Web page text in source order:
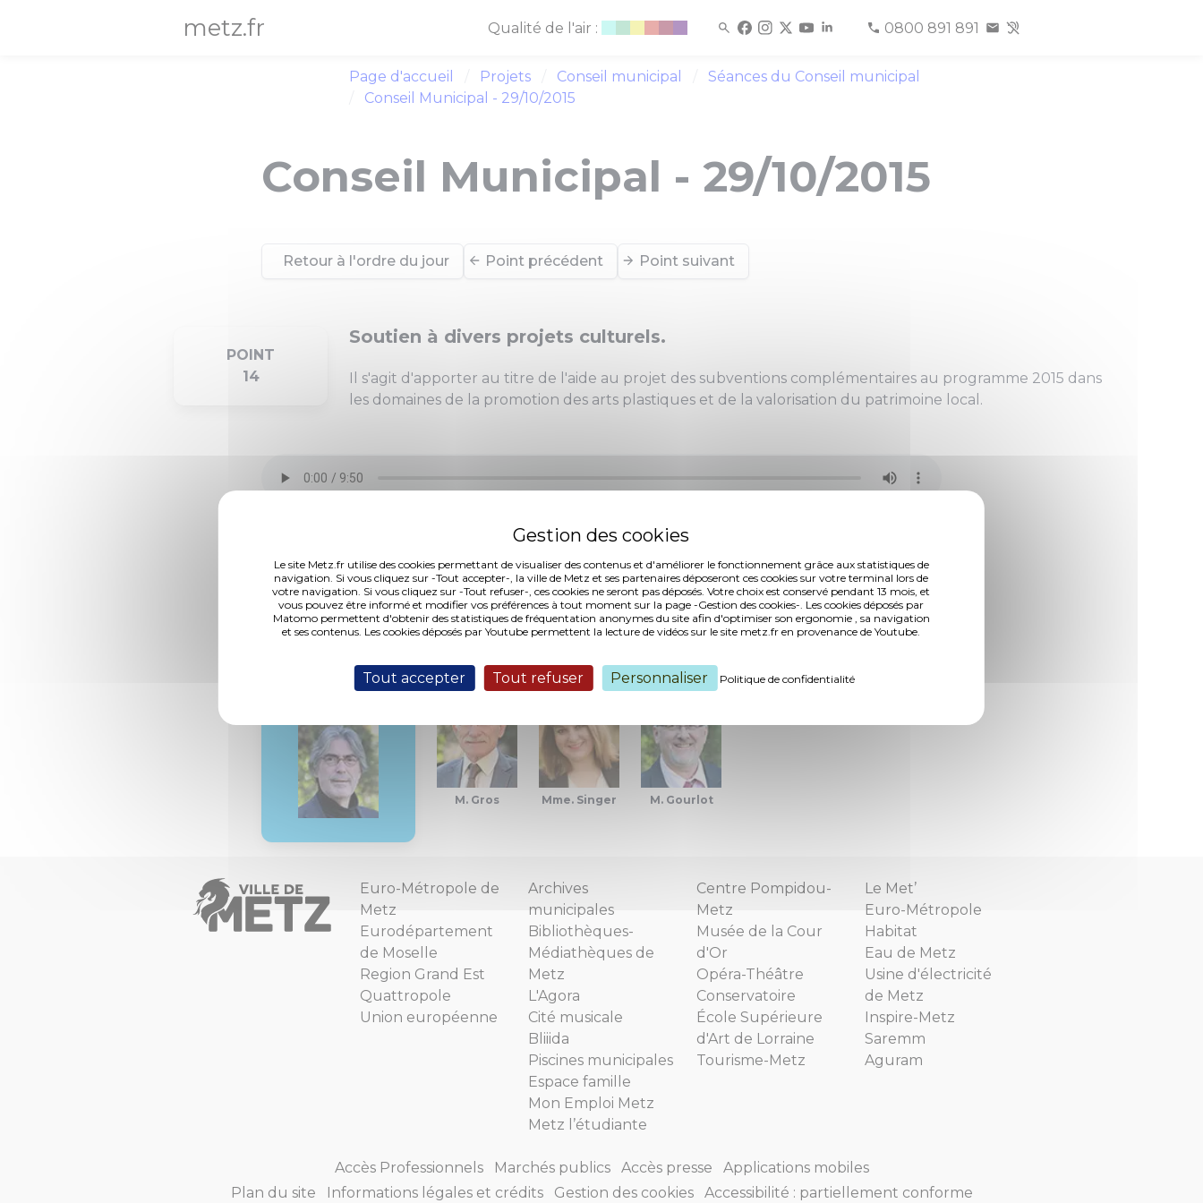
Le site Metz.fr utilise des cookies permettant de visualiser des contenus et d'améliorer le fonctionnement grâce aux statistiques de
navigation. Si vous cliquez sur -Tout accepter-, la ville de Metz et ses partenaires déposeront ces cookies sur votre terminal lors de
votre navigation. Si vous cliquez sur -Tout refuser-, ces cookies ne seront pas déposés. Votre choix est conservé pendant 13 mois, et
vous pouvez être informé et modifier vos préférences à tout moment sur la page -Gestion des cookies-. Les cookies déposés par
Matomo permettent d'obtenir des statistiques de fréquentation anonymes du site afin d'optimiser son ergonomie , sa navigation
et ses contenus. Les cookies déposés par Youtube permettent la lecture de vidéos sur le site metz.fr en provenance de Youtube.
Tout accepter Tout refuser Personnaliser Politique de confidentialité
metz.fr Qualité de l'air : 0800 891 891
Page d'accueil Projets Conseil municipal
Séances du Conseil municipal
Conseil Municipal - 29/10/2015
Conseil Municipal - 29/10/2015
Retour à l'ordre du jour Point précédent Point suivant
POINT
14
Soutien à divers projets culturels.
Il s'agit d'apporter au titre de l'aide au projet des subventions complémentaires au programme 2015 dans
les domaines de la promotion des arts plastiques et de la valorisation du patrimoine local.
DCM N°15-10-29-14 (108,88 ko, publié le 03/11/2015)
Rapporteur :
M. Schuman
M. Gros Mme. Singer M. Gourlot
Euro-Métropole de
Metz
Eurodépartement
de Moselle
Region Grand Est
Quattropole
Union européenne
Archives
municipales
Bibliothèques-
Médiathèques de
Metz
L'Agora
Cité musicale
Bliiida
Piscines municipales
Espace famille
Mon Emploi Metz
Metz l’étudiante
Centre Pompidou-
Metz
Musée de la Cour
d'Or
Opéra-Théâtre
Conservatoire
École Supérieure
d'Art de Lorraine
Tourisme-Metz
Le Met’
Euro-Métropole
Habitat
Eau de Metz
Usine d'électricité
de Metz
Inspire-Metz
Saremm
Aguram
Accès Professionnels Marchés publics Accès presse
Applications mobiles
Plan du site
Informations légales et crédits Gestion des cookies Accessibilité : partiellement conforme